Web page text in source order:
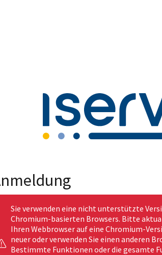
Sie verwenden eine nicht unterstützte
Chromium-basierten Browsers. Bitte
Ihren Webbrowser auf eine Chromium-
neuer oder verwenden Sie einen anderen
Bestimmte Funktionen oder die gesamte